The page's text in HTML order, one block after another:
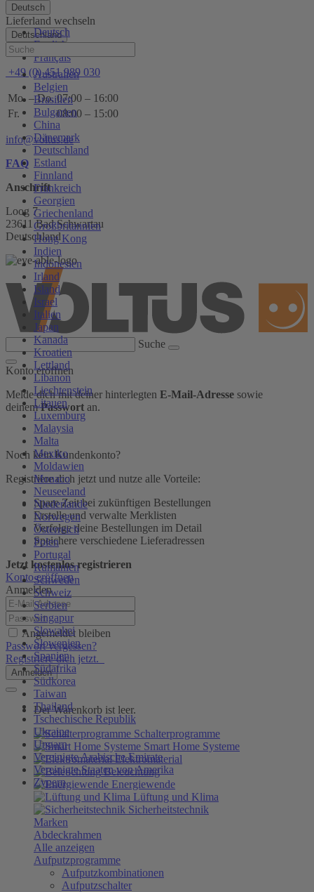
Deutsch
Deutsch
English
Français
Lieferland wechseln
Deutschland
Australien
Belgien
Brasilien
Bulgarien
China
Dänemark
Deutschland
Estland
Finnland
Frankreich
Georgien
Griechenland
Großbritannien
Hong Kong
Indien
Indonesien
Irland
Island
Israel
Italien
Japan
Kanada
Kroatien
Lettland
Libanon
Liechtenstein
Litauen
Luxemburg
Malaysia
Malta
Mexiko
Moldawien
Monaco
Neuseeland
Niederlande
Norwegen
Österreich
Polen
Portugal
Rumänien
Schweden
Schweiz
Serbien
Singapur
Slowakei
Slowenien
Spanien
Südafrika
Südkorea
Taiwan
Thailand
Tschechische Republik
Ukraine
Ungarn
Vereinigte Arabische Emirate
Vereinigte Staaten von Amerika
Zypern
Hilfe
+49 (0) 451 989 030
Mo. – Do. 07:00 – 16:00
Fr.
08:00 – 15:00
info@voltus.de
FAQ
Anschrift
Loog 7
23611 Bad Schwartau
Deutschland
Suche
Konto eröffnen
Melde dich mit deiner hinterlegten E-Mail-Adresse sowie
deinemPasswort an.
Noch kein Kundenkonto?
Registriere dich jetzt und nutze alle Vorteile:
Spare Zeit bei zukünftigen Bestellungen
Erstelle und verwalte Merklisten
Verfolge deine Bestellungen im Detail
Speichere verschiedene Lieferadressen
Jetzt kostenlos registrieren
Konto eröffnen
Anmelden
Angemeldet bleiben
Passwort vergessen?
Registriere dich jetzt.
Anmelden
Der Warenkorb ist leer.
Schalterprogramme
Smart Home Systeme
Elektromaterial
Beleuchtung
Energiewende
Lüftung und Klima
Sicherheitstechnik
Marken
Abdeckrahmen
Alle anzeigen
Aufputzprogramme
Aufputzkombinationen
Aufputzschalter